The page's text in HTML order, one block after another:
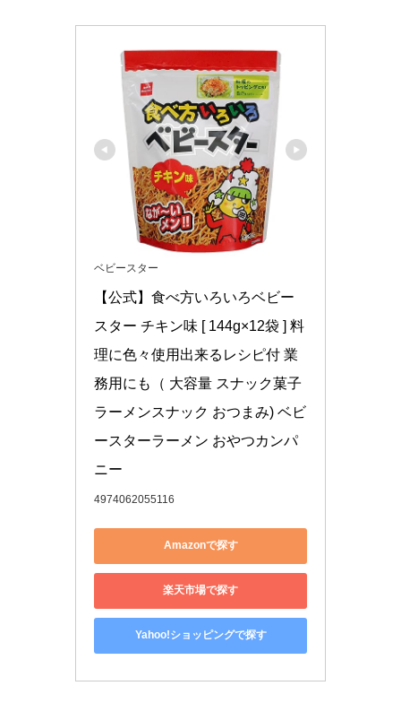
ベビースター
【公式】食べ方いろいろベビー
スター チキン味 [ 144g×12袋 ] 料
理に色々使用出来るレシピ付 業
務用にも（ 大容量 スナック菓子
ラーメンスナック おつまみ) ベビ
ースターラーメン おやつカンパ
ニー
4974062055116
Amazonで探す
楽天市場で探す
Yahoo!ショッピングで探す